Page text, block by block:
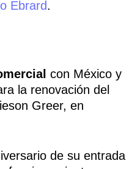
Ebrard.
con México y
la renovación del
Greer, en
de su entrada